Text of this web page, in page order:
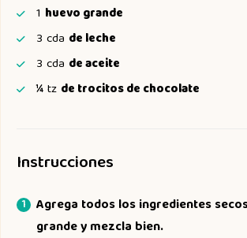
1 huevo grande
3 cda de leche
3 cda de aceite
¼tz de trocitos de chocolate
Instrucciones
Agrega todos los ingredientes
grande y mezcla bien.